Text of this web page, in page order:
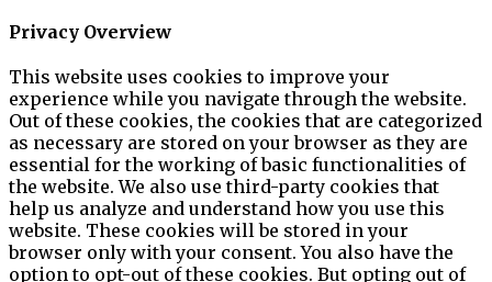
Privacy Overview
This website uses cookies to improve your
experience while you navigate through the website.
Out of these cookies, the cookies that are categorized
as necessary are stored on your browser as they are
essential for the working of basic functionalities of
the website. We also use third-party cookies that
help us analyze and understand how you use this
website. These cookies will be stored in your
browser only with your consent. You also have the
option to opt-out of these cookies. But opting out of